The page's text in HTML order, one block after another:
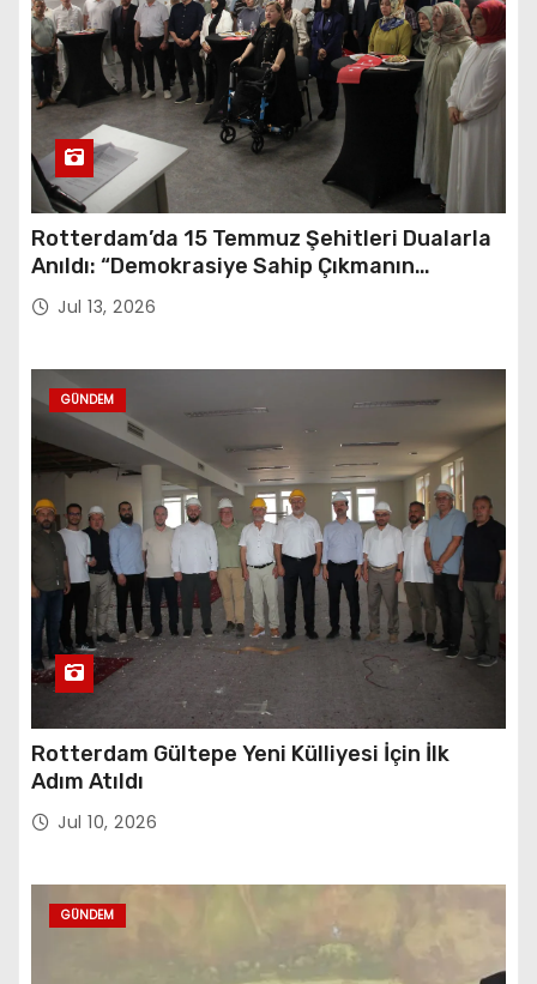
Rotterdam’da 15 Temmuz Şehitleri Dualarla
Anıldı: “Demokrasiye Sahip Çıkmanın
Sembolü”
Jul 13, 2026
GÜNDEM
Rotterdam Gültepe Yeni Külliyesi İçin İlk
Adım Atıldı
Jul 10, 2026
GÜNDEM